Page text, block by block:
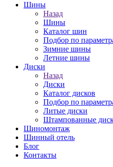
Шины
Назад
Шины
Каталог шин
Подбор по
Зимние шины
Летние шины
Диски
Назад
Диски
Каталог дисков
Подбор по
Литые диски
Штампованные
Шиномонтаж
Шинный отель
Блог
Контакты